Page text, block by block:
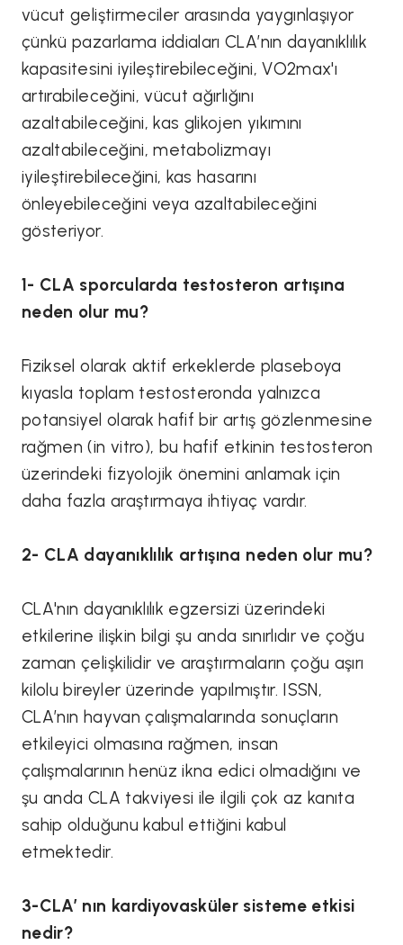
vücut geliştirmeciler arasında yaygınlaşıyor
çünkü pazarlama iddiaları CLA’nın dayanıklılık
kapasitesini iyileştirebileceğini, VO2max'ı
artırabileceğini, vücut ağırlığını
azaltabileceğini, kas glikojen yıkımını
azaltabileceğini, metabolizmayı
iyileştirebileceğini, kas hasarını
önleyebileceğini veya azaltabileceğini
gösteriyor.
1- CLA sporcularda testosteron artışına
neden olur mu?
Fiziksel olarak aktif erkeklerde plaseboya
kıyasla toplam testosteronda yalnızca
potansiyel olarak hafif bir artış gözlenmesine
rağmen (in vitro), bu hafif etkinin testosteron
üzerindeki fizyolojik önemini anlamak için
daha fazla araştırmaya ihtiyaç vardır.
2- CLA dayanıklılık artışına neden olur mu?
CLA'nın dayanıklılık egzersizi üzerindeki
etkilerine ilişkin bilgi şu anda sınırlıdır ve çoğu
zaman çelişkilidir ve araştırmaların çoğu aşırı
kilolu bireyler üzerinde yapılmıştır. ISSN,
CLA’nın hayvan çalışmalarında sonuçların
etkileyici olmasına rağmen, insan
çalışmalarının henüz ikna edici olmadığını ve
şu anda CLA takviyesi ile ilgili çok az kanıta
sahip olduğunu kabul ettiğini kabul
etmektedir.
3-CLA’ nın kardiyovasküler sisteme etkisi
nedir?